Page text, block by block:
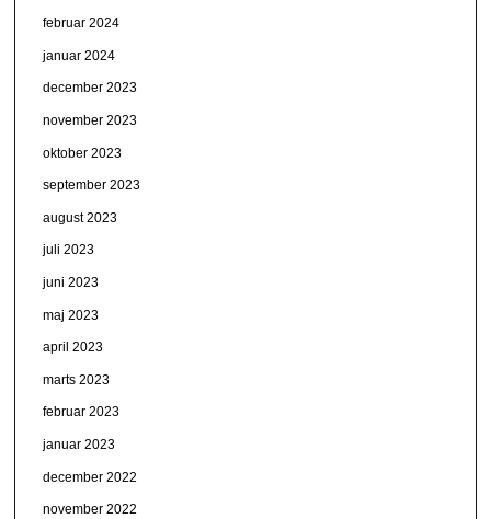
februar 2024
januar 2024
december 2023
november 2023
oktober 2023
september 2023
august 2023
juli 2023
juni 2023
maj 2023
april 2023
marts 2023
februar 2023
januar 2023
december 2022
november 2022